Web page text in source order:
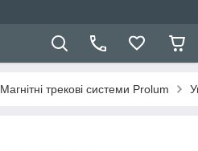
Магнітні трекові системи Prolum